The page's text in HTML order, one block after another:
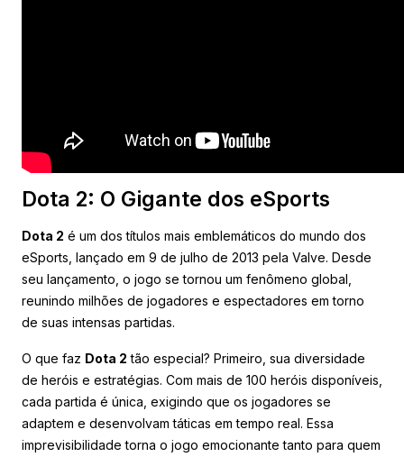
Dota 2: O Gigante dos eSports
Dota 2 é um dos títulos mais emblemáticos do mundo dos
eSports, lançado em 9 de julho de 2013 pela Valve. Desde
seu lançamento, o jogo se tornou um fenômeno global,
reunindo milhões de jogadores e espectadores em torno
de suas intensas partidas.
O que faz Dota 2 tão especial? Primeiro, sua diversidade
de heróis e estratégias. Com mais de 100 heróis disponíveis,
cada partida é única, exigindo que os jogadores se
adaptem e desenvolvam táticas em tempo real. Essa
imprevisibilidade torna o jogo emocionante tanto para quem